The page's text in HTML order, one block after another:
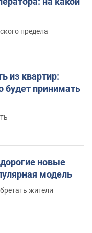
предела
из квартир:
будет принимать
новые
модель
жители